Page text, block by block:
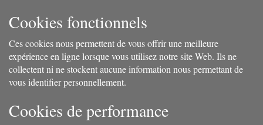
Cookies fonctionnels
Ces cookies nous permettent de vous offrir une meilleure
expérience en ligne lorsque vous utilisez notre site Web. Ils ne
collectent ni ne stockent aucune information nous permettant de
vous identifier personnellement.
Cookies de performance